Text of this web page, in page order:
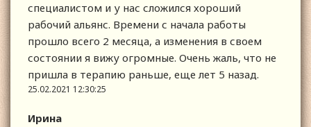
специалистом и у нас сложился хороший
рабочий альянс. Времени с начала работы
прошло всего 2 месяца, а изменения в своем
состоянии я вижу огромные. Очень жаль, что не
пришла в терапию раньше, еще лет 5 назад.
25.02.2021 12:30:25
Ирина